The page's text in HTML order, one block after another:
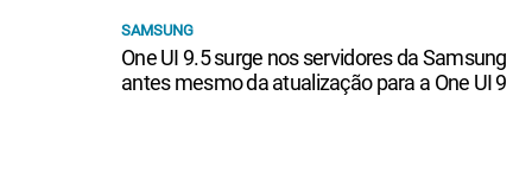
SAMSUNG
One UI 9.5 surge nos servidores da Samsung
antes mesmo da atualização para a One UI 9